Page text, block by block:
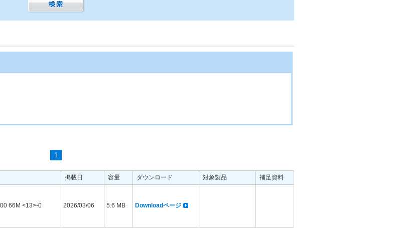
1
掲載日 容量 ダウンロード 対象製品
補足資料
66M <13>-0 2026/03/06 5.6 MB Downloadページ